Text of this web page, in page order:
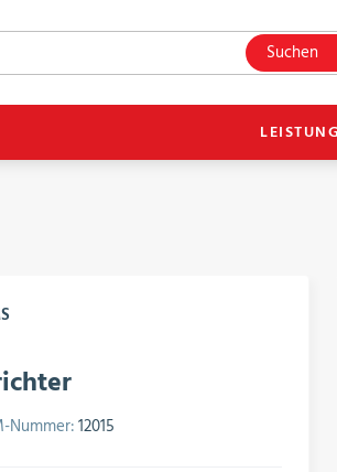
Suchen
Nummer:12015